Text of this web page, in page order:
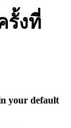
รั้งที่
your default